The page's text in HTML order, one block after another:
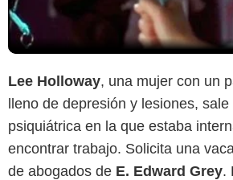
Lee Holloway, una mujer con un
lleno de depresión y lesiones,
psiquiátrica en la que estaba
encontrar trabajo. Solicita una
de abogados de E. Edward Grey.